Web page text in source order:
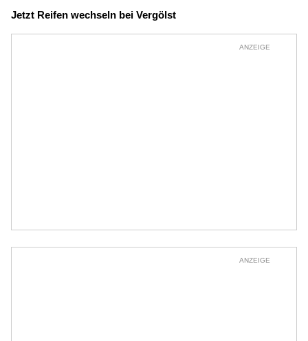
Jetzt Reifen wechseln bei Vergölst
ANZEIGE
ANZEIGE